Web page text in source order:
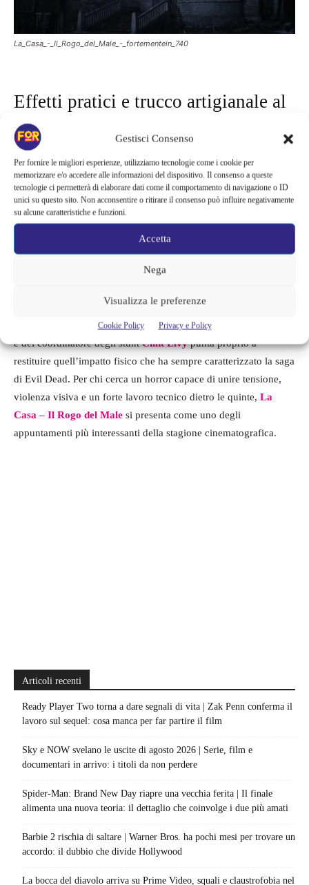
Gestisci Consenso
Per fornire le migliori esperienze, utilizziamo tecnologie come i cookie per
memorizzare e/o accedere alle informazioni del dispositivo. Il consenso a queste
tecnologie ci permetterà di elaborare dati come il comportamento di navigazione o ID
unici su questo sito. Non acconsentire o ritirare il consenso può influire negativamente
su alcune caratteristiche e funzioni.
Accetta
Nega
Visualizza le preferenze
Cookie Policy Privacy e Policy
La_Casa_-_Il_Rogo_del_Male_-_fortementein_740
Effetti pratici e trucco artigianale al
posto della CGI
Uno degli aspetti più apprezzati del nuovo capitolo è la scelta di
utilizzare quasi esclusivamenteeffetti speciali pratici . Le
trasformazioni dei personaggi, le mutilazioni e gran parte delle
sequenze più spettacolari sono state realizzate con trucco
prostetico e lavorazioni artigianali, riducendo al minimo il
ricorso alla computer grafica.
realmente sul set, contribuendo a rendere ancora più credibili le
scene. Il lavoro del team guidato dalla truccatrice
e del coordinatore degli stuntClint Elvypunta proprio a
restituire quell’impatto fisico che ha sempre caratterizzato la saga
di Evil Dead. Per chi cerca un horror capace di unire tensione,
violenza visiva e un forte lavoro tecnico dietro le quinte, La
Casa – Il Rogo del Male si presenta come uno degli
appuntamenti più interessanti della stagione cinematografica.
Articoli recenti
Ready Player Two torna a dare segnali di vita | Zak Penn conferma il
lavoro sul sequel: cosa manca per far partire il film
Sky e NOW svelano le uscite di agosto 2026 | Serie, film e
documentari in arrivo: i titoli da non perdere
Spider-Man: Brand New Day riapre una vecchia ferita | Il finale
alimenta una nuova teoria: il dettaglio che coinvolge i due più amati
Barbie 2 rischia di saltare | Warner Bros. ha pochi mesi per trovare un
accordo: il dubbio che divide Hollywood
La bocca del diavolo arriva su Prime Video, squali e claustrofobia nel